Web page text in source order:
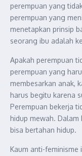
perempuan yang
perempuan yang
menetapkan prinsip
seorang ibu adalah
Apakah perempuan
perempuan yang
membesarkan anak,
harus begitu karena
Perempuan bekerja
hidup mewah. Dalam
bisa bertahan hidup.
Kaum anti-feminisme